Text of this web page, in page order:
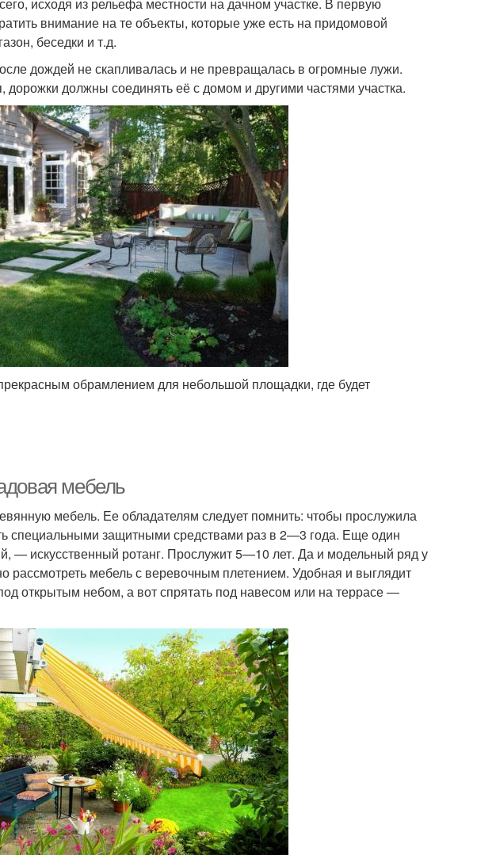
внимание на те объекты, которые уже есть на придомовой
беседки и т.д.
дождей не скапливалась и не превращалась в огромные лужи.
дорожки должны соединять её с домом и другими частями участка.
обрамлением для небольшой площадки, где будет
мебель
мебель. Ее обладателям следует помнить: чтобы прослужила
специальными защитными средствами раз в 2—3 года. Еще один
— искусственный ротанг. Прослужит 5—10 лет. Да и модельный ряд у
рассмотреть мебель с веревочным плетением. Удобная и выглядит
открытым небом, а вот спрятать под навесом или на террасе —